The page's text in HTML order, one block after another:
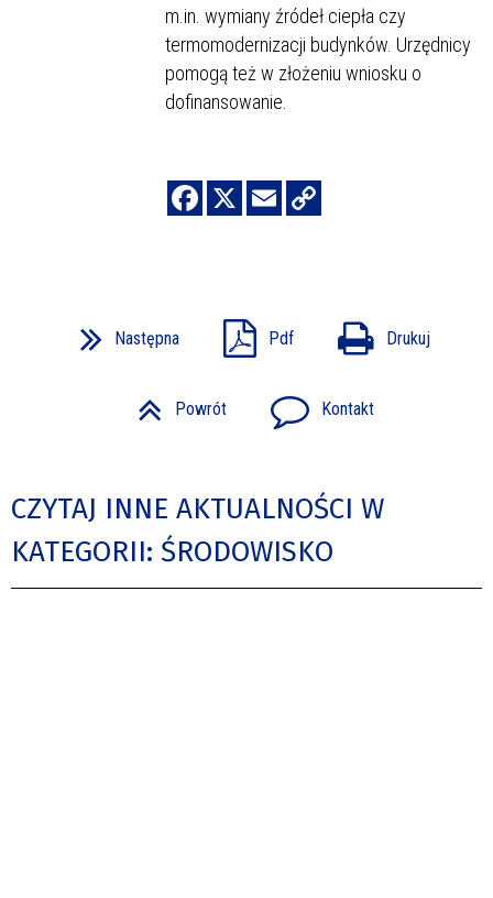
m.in. wymiany źródeł ciepła czy
termomodernizacji budynków. Urzędnicy
pomogą też w złożeniu wniosku o
dofinansowanie.
Następna Pdf Drukuj
Powrót Kontakt
CZYTAJ INNE AKTUALNOŚCI W
KATEGORII: ŚRODOWISKO